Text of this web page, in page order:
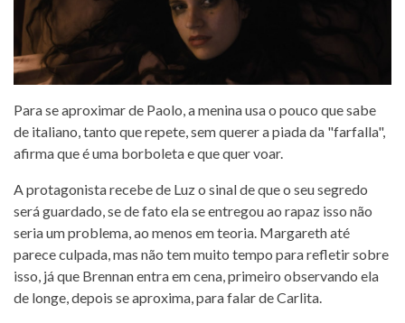
Para se aproximar de Paolo, a menina usa o pouco que sabe
de italiano, tanto que repete, sem querer a piada da "farfalla",
afirma que é uma borboleta e que quer voar.
A protagonista recebe de Luz o sinal de que o seu segredo
será guardado, se de fato ela se entregou ao rapaz isso não
seria um problema, ao menos em teoria. Margareth até
parece culpada, mas não tem muito tempo para refletir sobre
isso, já que Brennan entra em cena, primeiro observando ela
de longe, depois se aproxima, para falar de Carlita.